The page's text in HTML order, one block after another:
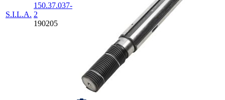
S.I.L.A.
150.37.037-
2
190205